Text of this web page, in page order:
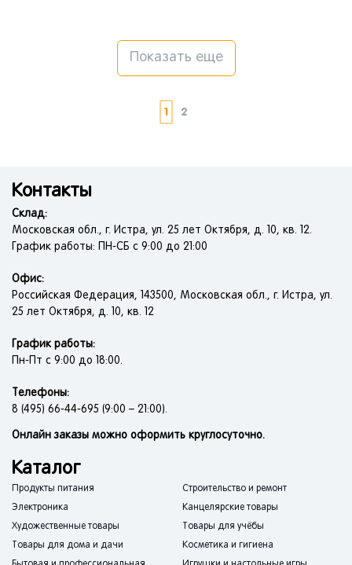
Показать еще
1 2
Контакты
Склад:
Московская обл., г. Истра, ул. 25 лет Октября, д. 10, кв. 12.
График работы: ПН-СБ с 9:00 до 21:00
Офис:
Российская Федерация, 143500, Московская обл., г. Истра, ул.
25 лет Октября, д. 10, кв. 12
График работы:
Пн-Пт с 9:00 до 18:00.
Телефоны:
8 (495) 66-44-695 (9:00 – 21:00).
Онлайн заказы можно оформить круглосуточно.
Каталог
Продукты питания
Строительство и ремонт
Электроника
Канцелярские товары
Художественные товары
Товары для учёбы
Товары для дома и дачи
Косметика и гигиена